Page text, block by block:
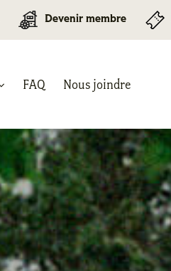
Devenir membre
FAQ Nous joindre